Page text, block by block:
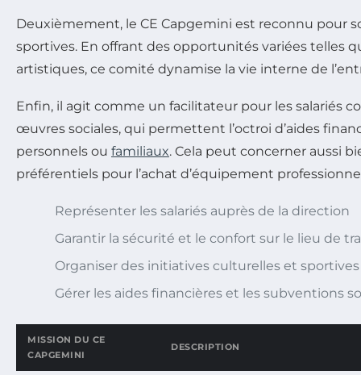
Deuxièmement, le CE Capgemini est reconnu pour
sportives. En offrant des opportunités variées telles
artistiques, ce comité dynamise la vie interne de
Enfin, il agit comme un facilitateur pour les salariés
œuvres sociales, qui permettent l’octroi d’aides
personnels ou familiaux. Cela peut concerner aussi
préférentiels pour l’achat d’équipement
Représenter les salariés auprès de la direction
Garantir la sécurité et le confort sur le lieu de
Organiser des initiatives culturelles et sportives
Gérer les aides financières et les subventions
MISSION DU CE
CAPGEMINI
DESCRIPTION